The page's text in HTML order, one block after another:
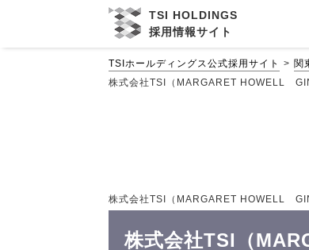
TSI HOLDINGS
採用情報サイト
TSIホールディングス公式採用サイト 関
株式会社TSI（MARGARET HOWELL
株式会社TSI（MARGARET HOWELL
株式会社TSI（